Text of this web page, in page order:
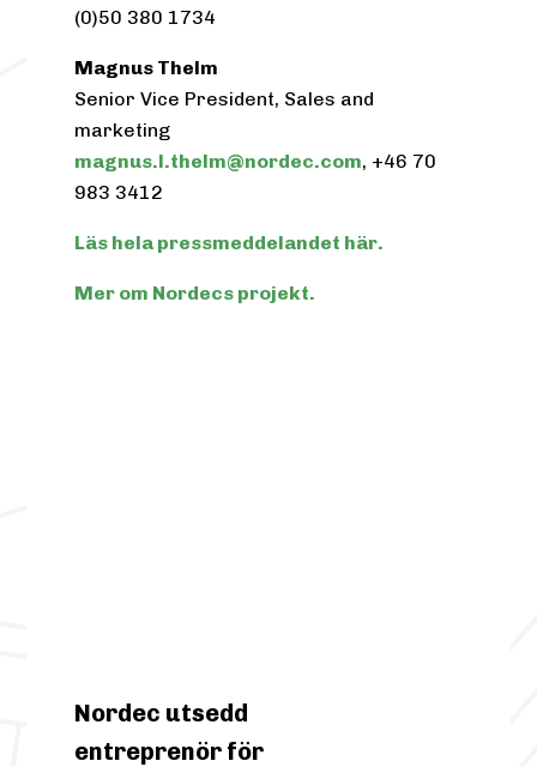
(0)50 380 1734
Magnus Thelm
Senior Vice President, Sales and
marketing
magnus.l.thelm@nordec.com, +46 70
983 3412
Läs hela pressmeddelandet här.
Mer om Nordecs projekt.
Nordec utsedd
entreprenör för